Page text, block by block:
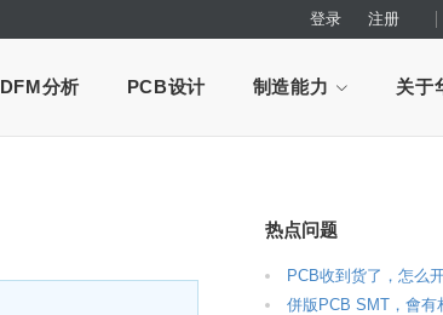
登录 注册
DFM分析 PCB设计 制造能力 关于
热点问题
PCB收到货了，怎么
併版PCB SMT，會有相同的電